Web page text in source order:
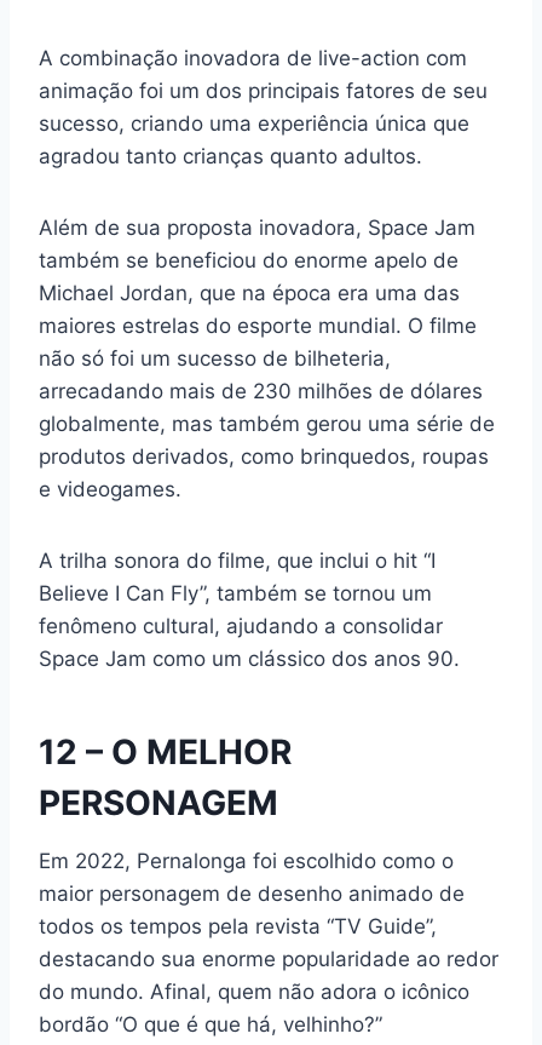
A combinação inovadora de live-action com
animação foi um dos principais fatores de seu
sucesso, criando uma experiência única que
agradou tanto crianças quanto adultos.
Além de sua proposta inovadora, Space Jam
também se beneficiou do enorme apelo de
Michael Jordan, que na época era uma das
maiores estrelas do esporte mundial. O filme
não só foi um sucesso de bilheteria,
arrecadando mais de 230 milhões de dólares
globalmente, mas também gerou uma série de
produtos derivados, como brinquedos, roupas
e videogames.
A trilha sonora do filme, que inclui o hit “I
Believe I Can Fly”, também se tornou um
fenômeno cultural, ajudando a consolidar
Space Jam como um clássico dos anos 90.
12 – O MELHOR
PERSONAGEM
Em 2022, Pernalonga foi escolhido como o
maior personagem de desenho animado de
todos os tempos pela revista “TV Guide”,
destacando sua enorme popularidade ao redor
do mundo. Afinal, quem não adora o icônico
bordão “O que é que há, velhinho?”